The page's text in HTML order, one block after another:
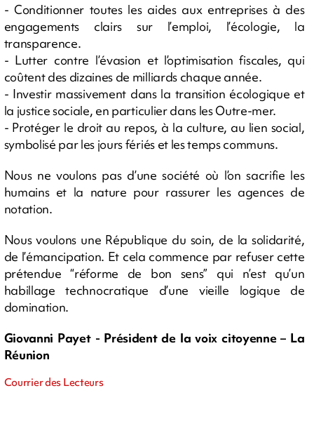
- Conditionner toutes les aides aux entreprises à des
engagements clairs sur l’emploi, l’écologie, la
transparence.
- Lutter contre l’évasion et l’optimisation fiscales, qui
coûtent des dizaines de milliards chaque année.
- Investir massivement dans la transition écologique et
la justice sociale, en particulier dans les Outre-mer.
- Protéger le droit au repos, à la culture, au lien social,
symbolisé par les jours fériés et les temps communs.
Nous ne voulons pas d’une société où l’on sacrifie les
humains et la nature pour rassurer les agences de
notation.
Nous voulons une République du soin, de la solidarité,
de l’émancipation. Et cela commence par refuser cette
prétendue “réforme de bon sens” qui n’est qu’un
habillage technocratique d’une vieille logique de
domination.
Giovanni Payet - Président de la voix citoyenne – La
Réunion
Courrier des Lecteurs